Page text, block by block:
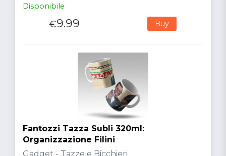
Disponibile
€9.99 Buy
Fantozzi Tazza Subli 320ml:
Organizzazione Filini
Gadget - Tazze e Bicchieri